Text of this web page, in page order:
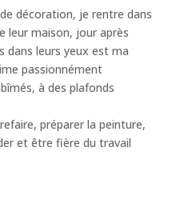
décoration, je rentre dans
leur maison, jour après
dans leurs yeux est ma
passionnément
à des plafonds
préparer la peinture,
et être fière du travail